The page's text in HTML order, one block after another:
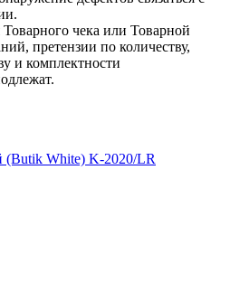
чека или Товарной
претензии по количеству,
и комплектности
(Butik White) K-2020/LR